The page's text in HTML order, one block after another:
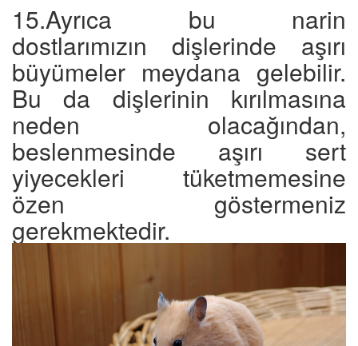
15.Ayrıca bu narin
dostlarımızın dişlerinde aşırı
büyümeler meydana gelebilir.
Bu da dişlerinin kırılmasına
neden olacağından,
beslenmesinde aşırı sert
yiyecekleri tüketmemesine
özen göstermeniz
gerekmektedir.